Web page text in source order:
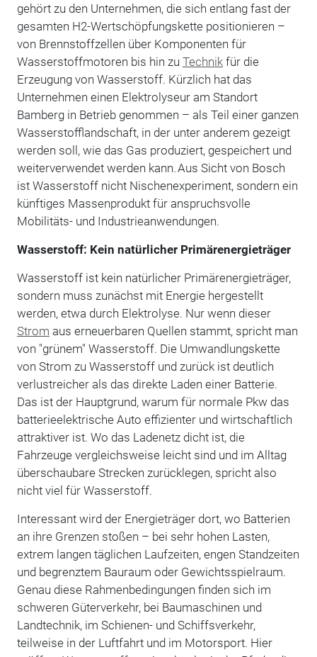
gehört zu den Unternehmen, die sich entlang fast der
gesamten H2-Wertschöpfungskette positionieren –
von Brennstoffzellen über Komponenten für
Wasserstoffmotoren bis hin zu Technikfür die
Erzeugung von Wasserstoff. Kürzlich hat das
Unternehmen einen Elektrolyseur am Standort
Bamberg in Betrieb genommen – als Teil einer ganzen
Wasserstofflandschaft, in der unter anderem gezeigt
werden soll, wie das Gas produziert, gespeichert und
weiterverwendet werden kann. Aus Sicht von Bosch
ist Wasserstoff nicht Nischenexperiment, sondern ein
künftiges Massenprodukt für anspruchsvolle
Mobilitäts- und Industrieanwendungen.
Wasserstoff: Kein natürlicher Primärenergieträger
Wasserstoff ist kein natürlicher Primärenergieträger,
sondern muss zunächst mit Energie hergestellt
werden, etwa durch Elektrolyse. Nur wenn dieser
Strom aus erneuerbaren Quellen stammt, spricht man
von "grünem" Wasserstoff. Die Umwandlungskette
von Strom zu Wasserstoff und zurück ist deutlich
verlustreicher als das direkte Laden einer Batterie.
Das ist der Hauptgrund, warum für normale Pkw das
batterieelektrische Auto effizienter und wirtschaftlich
attraktiver ist. Wo das Ladenetz dicht ist, die
Fahrzeuge vergleichsweise leicht sind und im Alltag
überschaubare Strecken zurücklegen, spricht also
nicht viel für Wasserstoff.
Interessant wird der Energieträger dort, wo Batterien
an ihre Grenzen stoßen – bei sehr hohen Lasten,
extrem langen täglichen Laufzeiten, engen Standzeiten
und begrenztem Bauraum oder Gewichtsspielraum.
Genau diese Rahmenbedingungen finden sich im
schweren Güterverkehr, bei Baumaschinen und
Landtechnik, im Schienen- und Schiffsverkehr,
teilweise in der Luftfahrt und im Motorsport. Hier